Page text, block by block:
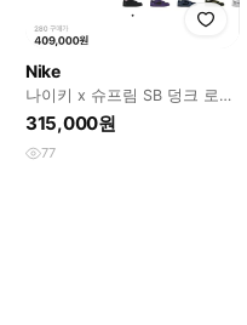
Nike
나이키 x 슈프림 SB 덩크 로우
블랙 280
315,000원
77